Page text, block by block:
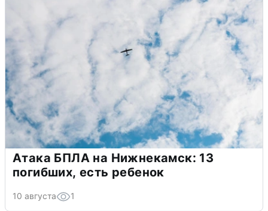
Атака БПЛА на Нижнекамск: 13
погибших, есть ребенок
10 августа 1